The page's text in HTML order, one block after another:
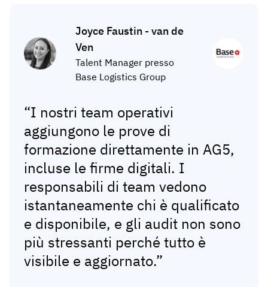
Joyce Faustin - van de
Ven
Talent Manager presso
Base Logistics Group
“I nostri team operativi
aggiungono le prove di
formazione direttamente in AG5,
incluse le firme digitali. I
responsabili di team vedono
istantaneamente chi è qualificato
e disponibile, e gli audit non sono
più stressanti perché tutto è
visibile e aggiornato.”